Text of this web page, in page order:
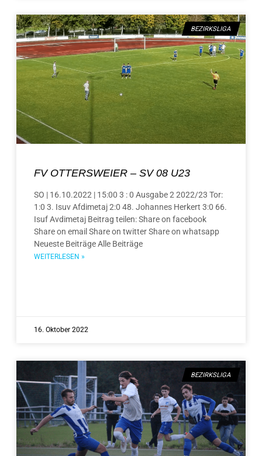
BEZIRKSLIGA
FV OTTERSWEIER – SV 08 U23
SO | 16.10.2022 | 15:00 3 : 0 Ausgabe 2 2022/23 Tor:
1:0 3. Isuv Afdimetaj 2:0 48. Johannes Herkert 3:0 66.
Isuf Avdimetaj Beitrag teilen: Share on facebook
Share on email Share on twitter Share on whatsapp
Neueste Beiträge Alle Beiträge
WEITERLESEN »
16. Oktober 2022
BEZIRKSLIGA